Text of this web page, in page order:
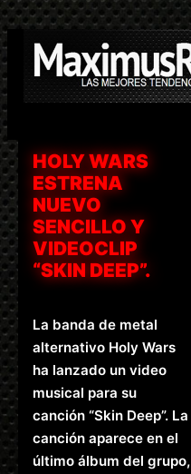
Saltar
al
contenido
HOLY WARS
ESTRENA
NUEVO
SENCILLO Y
VIDEOCLIP
“SKIN DEEP”.
La banda de metal
alternativo Holy Wars
ha lanzado un video
musical para su
canción “Skin Deep”. La
canción aparece en el
último álbum del grupo,